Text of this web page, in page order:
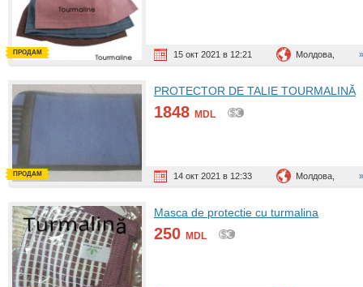
15 окт 2021 в 12:21 Молдова,
ПРОДАМ
PROTECTOR DE TALIE TOURMALINĂ
1848 MDL
14 окт 2021 в 12:33 Молдова,
ПРОДАМ
Masca de protectie cu turmalina
250 MDL